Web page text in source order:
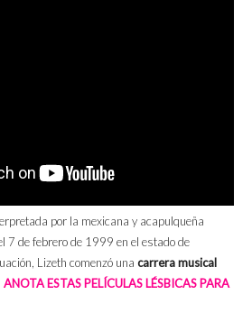
por la mexicana y acapulqueña
7 de febrero de 1999 en el estado de
Lizeth comenzó una carrera musical
ANOTA ESTAS PELÍCULAS LÉSBICAS PARA